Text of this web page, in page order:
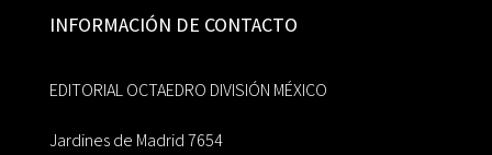
INFORMACIÓN DE CONTACTO
EDITORIAL OCTAEDRO DIVISIÓN MÉXICO
Jardines de Madrid 7654